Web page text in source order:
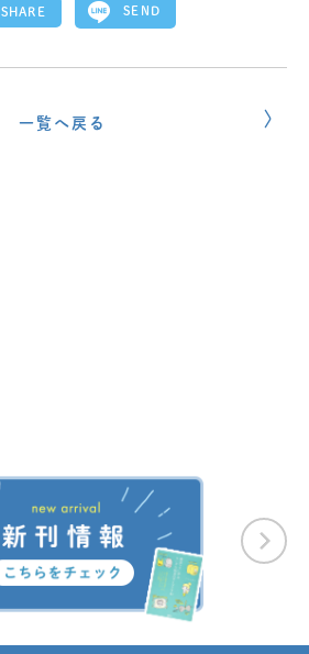
SHARE SEND
一覧へ戻る